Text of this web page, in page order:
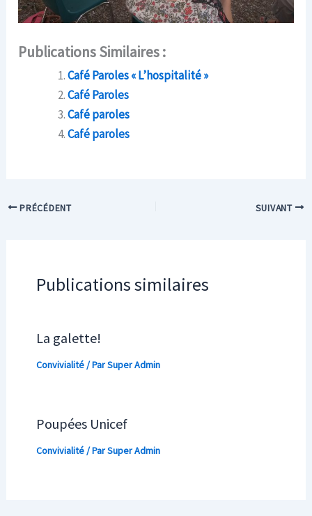
Publications Similaires :
Café Paroles « L’hospitalité »
Café Paroles
Café paroles
Café paroles
PRÉCÉDENT SUIVANT
Publications similaires
La galette!
Convivialité/ ParSuper Admin
Poupées Unicef
Convivialité/ ParSuper Admin